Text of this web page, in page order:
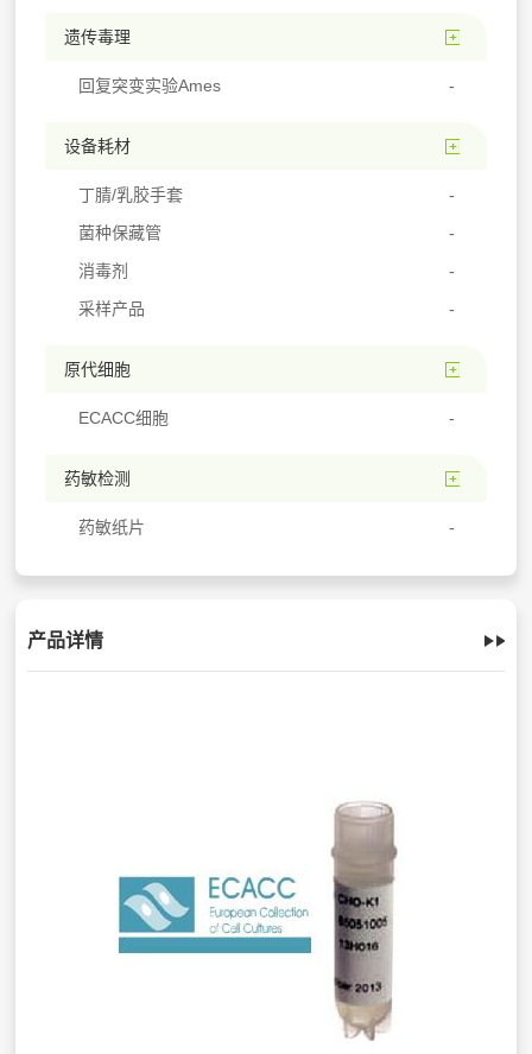
遗传毒理
回复突变实验Ames
设备耗材
丁腈/乳胶手套
菌种保藏管
消毒剂
采样产品
原代细胞
ECACC细胞
药敏检测
药敏纸片
产品详情